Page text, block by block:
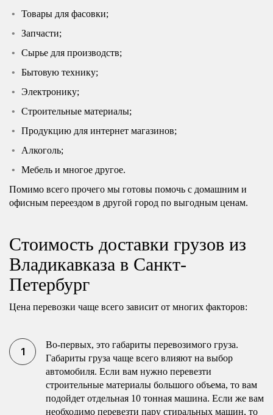
Товары для фасовки;
Запчасти;
Сырье для производств;
Бытовую технику;
Электронику;
Строительные материалы;
Продукцию для интернет магазинов;
Алкоголь;
Мебель и многое другое.
Помимо всего прочего мы готовы помочь с домашним и
офисным переездом в другой город по выгодным ценам.
Стоимость доставки грузов из
Владикавказа в Санкт-
Петербург
Цена перевозки чаще всего зависит от многих факторов:
Во-первых, это габариты перевозимого груза.
Габариты груза чаще всего влияют на выбор
автомобиля. Если вам нужно перевезти
строительные материалы большого объема, то вам
подойдет отдельная 10 тонная машина. Если же вам
необходимо перевезти пару стиральных машин, то